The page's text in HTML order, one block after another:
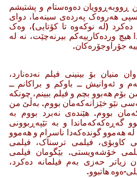
ڕووبه‌ڕوویان ده‌وه‌ستام‌ و پشتیشم
سپی هه‌روه‌ک په‌رده‌ی سینه‌ما، دوای
(له‌ نوکه‌وه‌ تا کۆتایی)، وه‌ک
ورده‌کارییه‌کم بیرنه‌چێت، نه‌ له‌
جۆراوجۆره‌کان.
منیان بۆ بینینی فیلم نه‌ده‌نارد،
‌و ئه‌وانیش ــ باوکم‌ و براکانم ــ
بۆم هه‌بوو بچم ‌و فیلم ببینم، چونکه‌
نێو خێزانه‌که‌مان بووم. به‌ڵێ من
بووم. هێنده‌ی نه‌برد بووم به‌
گه‌ڕه‌که‌که‌ماندا و به‌ تێپه‌ڕبوونی
له‌ هه‌موو گونده‌که‌دا ناسرام و هه‌موو
کاوبۆی، فیلمی ترسناک، فیلمی
خۆشه‌ویستی. بێگومان فیلمی
حه‌زی به‌م فیلمانه‌ ده‌کرد،
ەوە هاتبوو.